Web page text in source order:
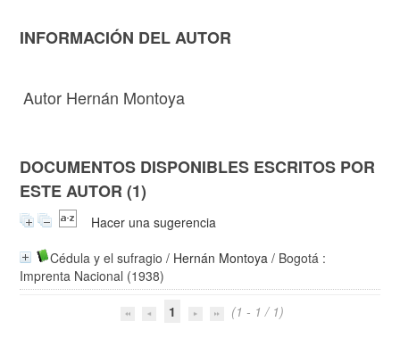
INFORMACIÓN DEL AUTOR
Autor Hernán Montoya
DOCUMENTOS DISPONIBLES ESCRITOS POR
ESTE AUTOR (1)
Hacer una sugerencia
Cédula y el sufragio / Hernán Montoya / Bogotá :
Imprenta Nacional (1938)
1
(1 - 1 / 1)